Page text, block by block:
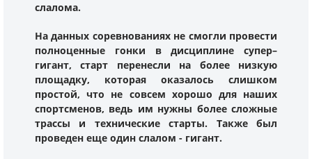
слалома.
На данных соревнованиях не смогли провести
полноценные гонки в дисциплине супер–
гигант, старт перенесли на более низкую
площадку, которая оказалось слишком
простой, что не совсем хорошо для наших
спортсменов, ведь им нужны более сложные
трассы и технические старты. Также был
проведен еще один слалом - гигант.